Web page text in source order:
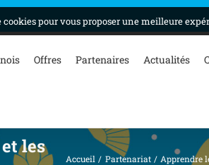
Offres Partenaires Actualités
les
Accueil Partenariat Apprendre
pour vous proposer une meilleure